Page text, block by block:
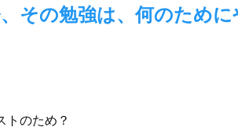
その勉強は、何のために
トのため？